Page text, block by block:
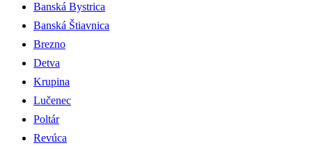
Banská Bystrica
Banská Štiavnica
Brezno
Detva
Krupina
Lučenec
Poltár
Revúca